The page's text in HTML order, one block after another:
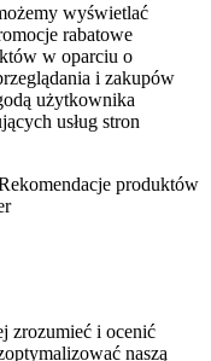
wyświetlać
rabatowe
w oparciu o
i zakupów
użytkownika
usług stron
produktów
zrozumieć i ocenić
naszą